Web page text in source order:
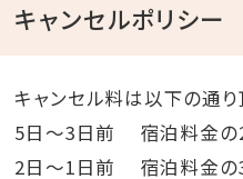
キャンセルポリシー
キャンセル料は以下の通り
5日～3日前 宿泊料金の
2日～1日前 宿泊料金の